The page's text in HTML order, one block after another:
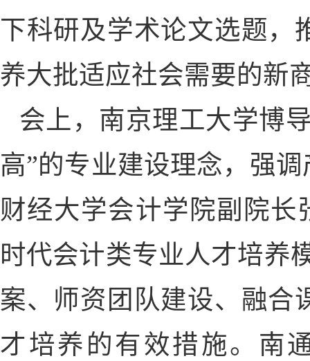
下科研及学术论文选题，
养大批适应社会需要的新
会上，南京理工大学博
高”的专业建设理念，强
财经大学会计学院副院
时代会计类专业人才培养
案、师资团队建设、融合
才培养的有效措施。南